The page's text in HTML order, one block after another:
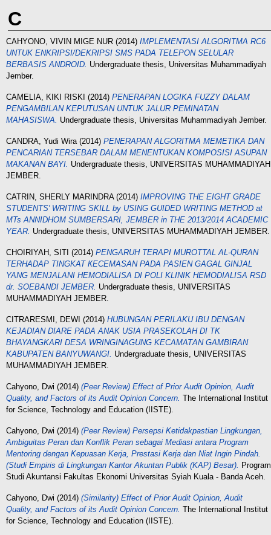
C
CAHYONO, VIVIN MIGE NUR (2014) IMPLEMENTASI ALGORITMA RC6
UNTUK ENKRIPSI/DEKRIPSI SMS PADA TELEPON SELULAR
BERBASIS ANDROID. Undergraduate thesis, Universitas Muhammadiyah
Jember.
CAMELIA, KIKI RISKI (2014) PENERAPAN LOGIKA FUZZY DALAM
PENGAMBILAN KEPUTUSAN UNTUK JALUR PEMINATAN
MAHASISWA. Undergraduate thesis, Universitas Muhammadiyah Jember.
CANDRA, Yudi Wira(2014) PENERAPAN ALGORITMA MEMETIKA DAN
PENCARIAN TERSEBAR DALAM MENENTUKAN KOMPOSISI ASUPAN
MAKANAN BAYI. Undergraduate thesis, UNIVERSITAS MUHAMMADIYAH
JEMBER.
CATRIN, SHERLY MARINDRA(2014) IMPROVING THE EIGHT GRADE
STUDENTS' WRITING SKILL by USING GUIDED WRITING METHOD at
MTs ANNIDHOM SUMBERSARI, JEMBER in THE 2013/2014 ACADEMIC
YEAR. Undergraduate thesis, UNIVERSITAS MUHAMMADIYAH JEMBER.
CHOIRIYAH, SITI (2014) PENGARUH TERAPI MUROTTAL AL-QURAN
TERHADAP TINGKАТ КЕСEMASAN PADA PASIEN GAGAL GINJAL
YANG MENJALANI HEMODIALISA DI POLI KLINIK HEMODIALISA RSD
dr. SOEBANDI JEMBER. Undergraduate thesis, UNIVERSITAS
MUHAMMADIYAH JEMBER.
CITRARESMI, DEWI (2014) HUBUNGAN PERILAKU IBU DENGAN
KEJADIAN DIARE PADA ANAK USIA PRASEKOLAH DI TK
BHAYANGKARI DESA WRINGINAGUNG KECАМАТAN GAMBIRAN
KABUPATEN BANYUWANGI. Undergraduate thesis, UNIVERSITAS
MUHAMMADIYAH JEMBER.
Cahyono, Dwi (2014) (Peer Review) Effect of Prior Audit Opinion, Audit
Quality, and Factors of its Audit Opinion Concern. The International Institut
for Science, Technology and Education (IISTE).
Cahyono, Dwi (2014) (Peer Review) Persepsi Ketidakpastian Lingkungan,
Ambiguitas Peran dan Konflik Peran sebagai Mediasi antara Program
Mentoring dengan Kepuasan Kerja, Prestasi Kerja dan Niat Ingin Pindah.
(Studi Empiris di Lingkungan Kantor Akuntan Publik (KAP) Besar). Program
Studi Akuntansi Fakultas Ekonomi Universitas Syiah Kuala - Banda Aceh.
Cahyono, Dwi (2014) (Similarity) Effect of Prior Audit Opinion, Audit
Quality, and Factors of its Audit Opinion Concern. The International Institut
for Science, Technology and Education (IISTE).